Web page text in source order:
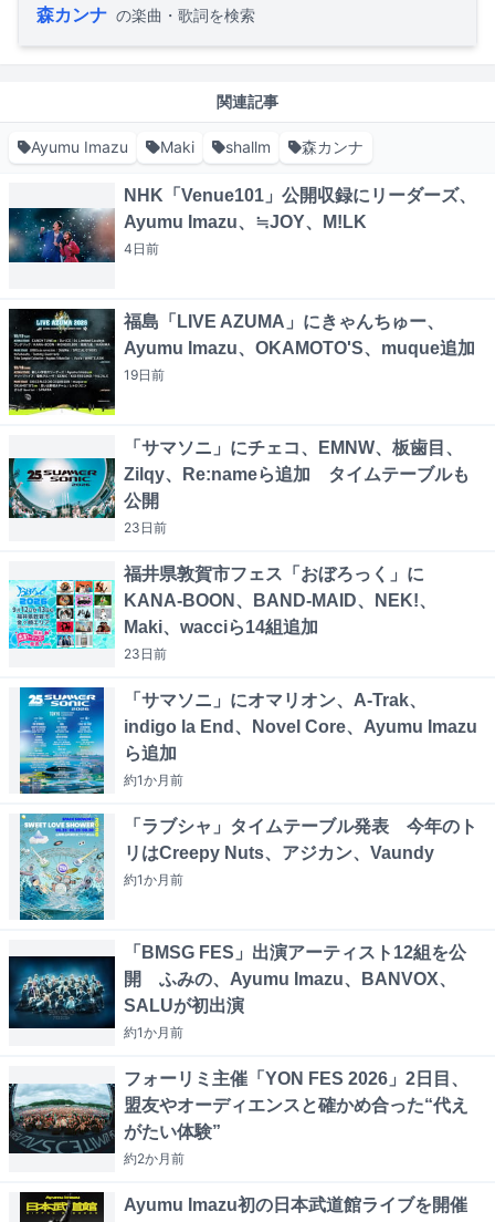
森カンナ の楽曲・歌詞を検索
関連記事
Ayumu Imazu Maki shallm 森カンナ
NHK「Venue101」公開収録にリーダーズ、
Ayumu Imazu、≒JOY、M!LK
4日前
福島「LIVE AZUMA」にきゃんちゅー、
Ayumu Imazu、OKAMOTO'S、muque追加
19日前
「サマソニ」にチェコ、EMNW、板歯目、
Zilqy、Re:nameら追加 タイムテーブルも
公開
23日前
福井県敦賀市フェス「おぼろっく」に
KANA-BOON、BAND-MAID、NEK!、
Maki、wacciら14組追加
23日前
「サマソニ」にオマリオン、A-Trak、
indigo la End、Novel Core、Ayumu Imazu
ら追加
約1か月前
「ラブシャ」タイムテーブル発表 今年のト
リはCreepy Nuts、アジカン、Vaundy
約1か月前
「BMSG FES」出演アーティスト12組を公
開 ふみの、Ayumu Imazu、BANVOX、
SALUが初出演
約1か月前
フォーリミ主催「YON FES 2026」2日目、
盟友やオーディエンスと確かめ合った“代え
がたい体験”
約2か月前
Ayumu Imazu初の日本武道館ライブを開催